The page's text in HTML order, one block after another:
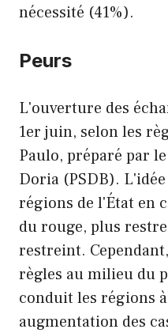
nécessité (41%).
Peurs
L'ouverture des
1er juin, selon les
Paulo, préparé par
Doria (PSDB).
régions de l'État en
du rouge, plus
restreint.
règles au milieu du
conduit les régions
augmentation des